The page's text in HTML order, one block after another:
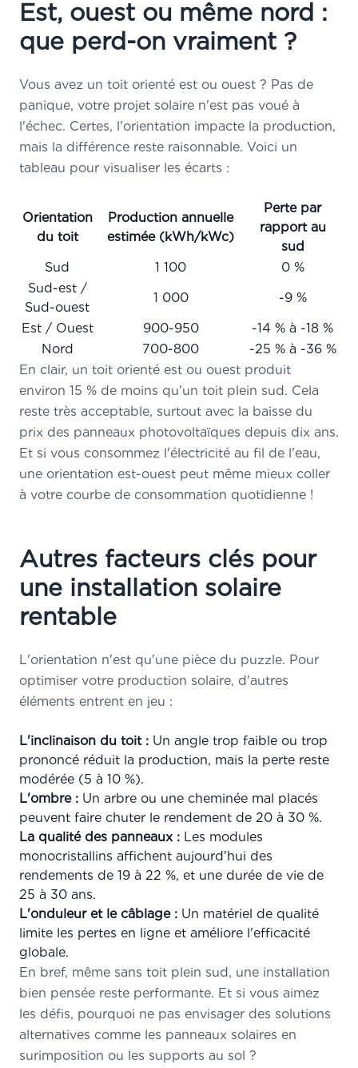
Est, ouest ou même nord :
que perd-on vraiment ?
Vous avez un toit orienté est ou ouest ? Pas de
panique, votre projet solaire n'est pas voué à
l'échec. Certes, l'orientation impacte la production,
mais la différence reste raisonnable. Voici un
tableau pour visualiser les écarts :
Orientation
du toit
Production annuelle
estimée (kWh/kWc)
Perte par
rapport au
sud
Sud
1 100
0 %
Sud-est /
Sud-ouest
1 000
-9 %
Est / Ouest
900-950
-14 % à -18 %
Nord
700-800
-25 % à -36 %
En clair, un toit orienté est ou ouest produit
environ 15 % de moins qu'un toit plein sud. Cela
reste très acceptable, surtout avec la baisse du
prix des panneaux photovoltaïques depuis dix ans.
Et si vous consommez l'électricité au fil de l'eau,
une orientation est-ouest peut même mieux coller
à votre courbe de consommation quotidienne !
Autres facteurs clés pour
une installation solaire
rentable
L'orientation n'est qu'une pièce du puzzle. Pour
optimiser votre production solaire, d'autres
éléments entrent en jeu :
L'inclinaison du toit : Un angle trop faible ou trop
prononcé réduit la production, mais la perte reste
modérée (5 à 10 %).
L'ombre : Un arbre ou une cheminée mal placés
peuvent faire chuter le rendement de 20 à 30 %.
La qualité des panneaux : Les modules
monocristallins affichent aujourd'hui des
rendements de 19 à 22 %, et une durée de vie de
25 à 30 ans.
L'onduleur et le câblage : Un matériel de qualité
limite les pertes en ligne et améliore l'efficacité
globale.
En bref, même sans toit plein sud, une installation
bien pensée reste performante. Et si vous aimez
les défis, pourquoi ne pas envisager des solutions
alternatives comme les panneaux solaires en
surimposition ou les supports au sol ?